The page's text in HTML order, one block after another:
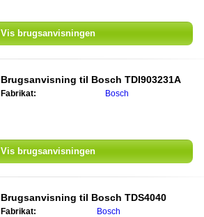
Vis brugsanvisningen
Brugsanvisning til Bosch TDI903231A
Fabrikat: Bosch
Vis brugsanvisningen
Brugsanvisning til Bosch TDS4040
Fabrikat: Bosch